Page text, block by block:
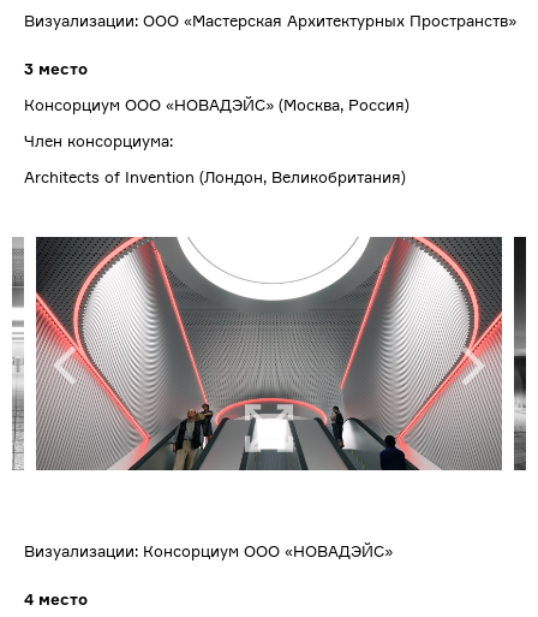
Визуализации: ООО «Мастерская Архитектурных Пространств»
3 место
Консорциум ООО «НОВАДЭЙС» (Москва, Россия)
Член консорциума:
Architects of Invention (Лондон, Великобритания)
Визуализации: Консорциум ООО «НОВАДЭЙС»
4 место